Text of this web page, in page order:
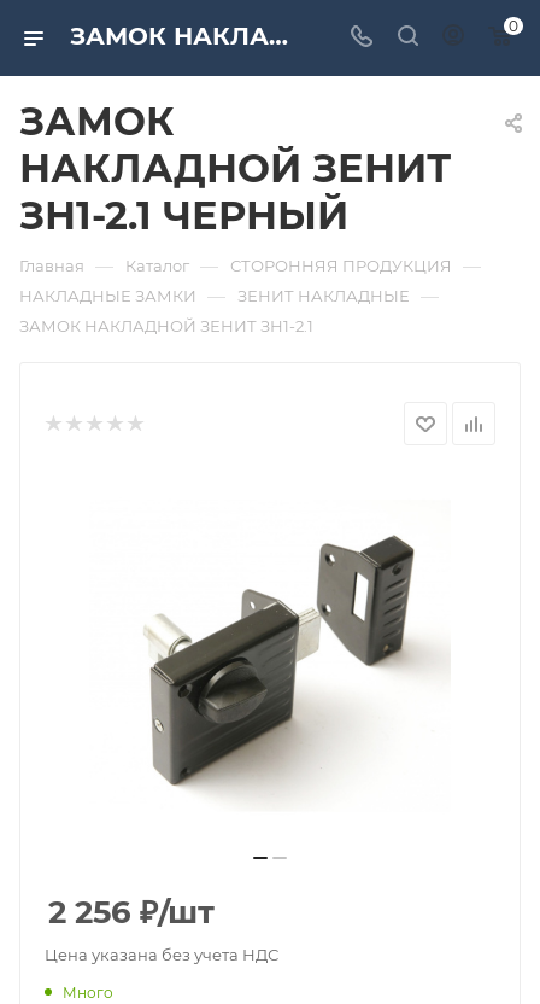
ЗАМОК НАКЛАДНОЙ ЗЕНИТ ЗН1-2.1 ЧЕРНЫЙ. Дверная и мебельная фурнитура САМИР-КИЛИТ | Оптовые поставки 0
ЗАМОК
НАКЛАДНОЙ ЗЕНИТ
ЗН1-2.1 ЧЕРНЫЙ
Главная — Каталог — СТОРОННЯЯ ПРОДУКЦИЯ —
НАКЛАДНЫЕ ЗАМКИ — ЗЕНИТ НАКЛАДНЫЕ —
ЗАМОК НАКЛАДНОЙ ЗЕНИТ ЗН1-2.1
2 256 ₽/шт
Цена указана без учета НДС
Много